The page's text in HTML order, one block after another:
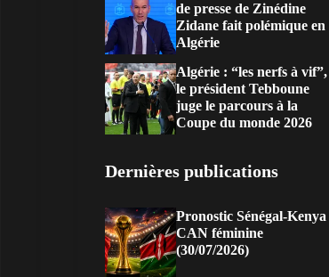
de presse de Zinédine
Zidane fait polémique en
Algérie
Algérie : “les nerfs à vif”,
le président Tebboune
juge le parcours à la
Coupe du monde 2026
Dernières publications
Pronostic Sénégal-Kenya
CAN féminine
(30/07/2026)